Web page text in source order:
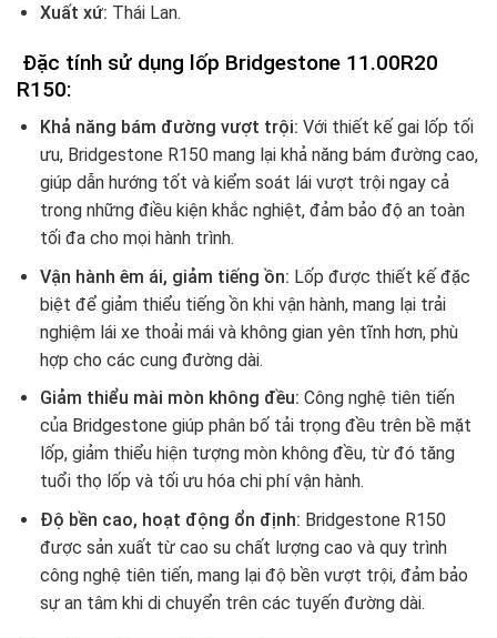
Xuất xứ: Thái Lan.
Đặc tính sử dụng lốp Bridgestone 11.00R20
R150:
Khả năng bám đường vượt trội: Với thiết kế gai lốp tối
ưu, Bridgestone R150 mang lại khả năng bám đường cao,
giúp dẫn hướng tốt và kiểm soát lái vượt trội ngay cả
trong những điều kiện khắc nghiệt, đảm bảo độ an toàn
tối đa cho mọi hành trình.
Vận hành êm ái, giảm tiếng ồn: Lốp được thiết kế đặc
biệt để giảm thiểu tiếng ồn khi vận hành, mang lại trải
nghiệm lái xe thoải mái và không gian yên tĩnh hơn, phù
hợp cho các cung đường dài.
Giảm thiểu mài mòn không đều: Công nghệ tiên tiến
của Bridgestone giúp phân bố tải trọng đều trên bề mặt
lốp, giảm thiểu hiện tượng mòn không đều, từ đó tăng
tuổi thọ lốp và tối ưu hóa chi phí vận hành.
Độ bền cao, hoạt động ổn định: Bridgestone R150
được sản xuất từ cao su chất lượng cao và quy trình
công nghệ tiên tiến, mang lại độ bền vượt trội, đảm bảo
sự an tâm khi di chuyển trên các tuyến đường dài.